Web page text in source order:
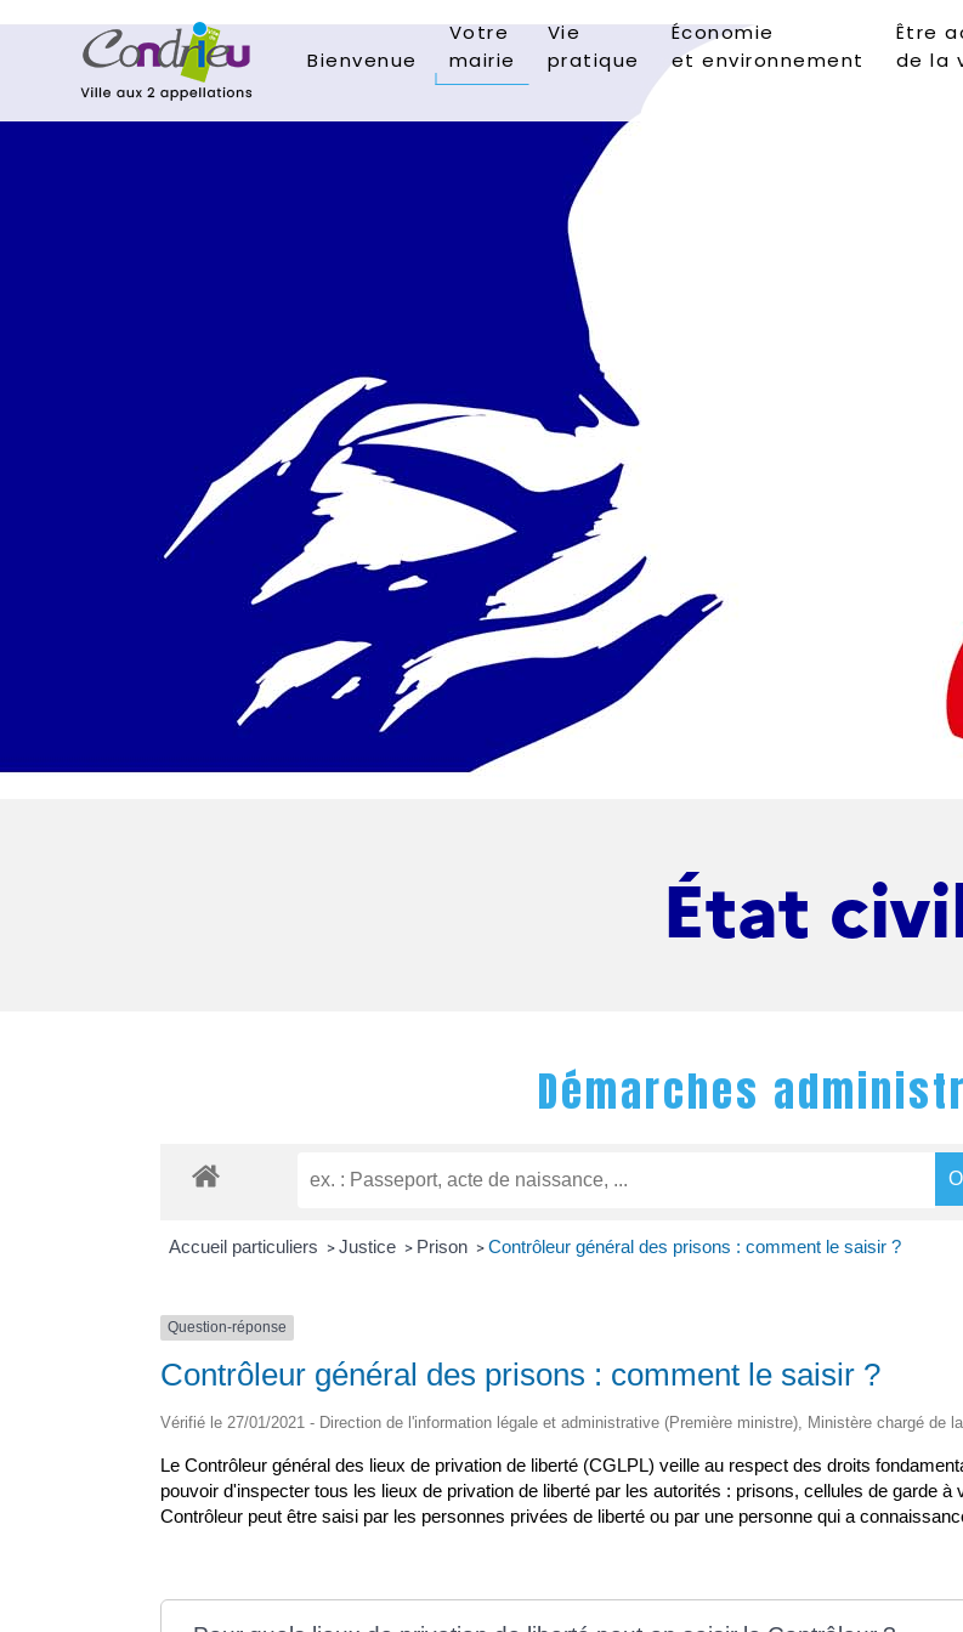
Bienvenue
Votre
mairie
Vie
pratique
Économie
et environnement
Être
de la
État
Démarches
Accueil particuliers > Justice > Prison > Contrôleur général des prisons : comment le saisir ?
Question-réponse
Contrôleur général des prisons : comment le saisir ?
Vérifié le 27/01/2021 - Direction de l'information légale et administrative (Première ministre), Ministère chargé de
Le Contrôleur général des lieux de privation de liberté (CGLPL) veille au respect des droits
pouvoir d'inspecter tous les lieux de privation de liberté par les autorités : prisons, cellules de garde
Contrôleur peut être saisi par les personnes privées de liberté ou par une personne qui a